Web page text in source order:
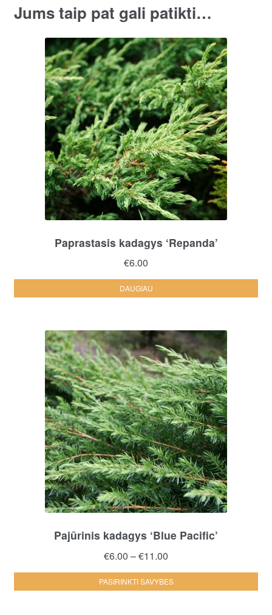
Jums taip pat gali patikti…
Paprastasis kadagys ‘Repanda’
€6.00
DAUGIAU
Pajūrinis kadagys ‘Blue Pacific’
€6.00 –€11.00
range:
€6.00
PASIRINKTI SAVYBES